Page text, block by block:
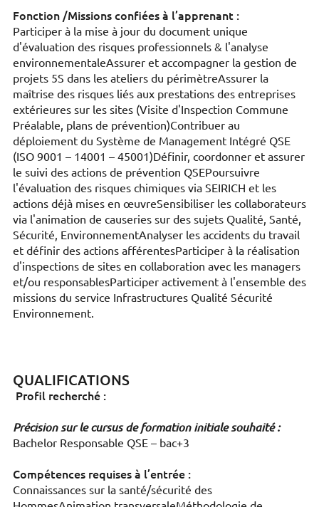
Fonction /Missions confiées à l’apprenant :
Participer à la mise à jour du document unique
d'évaluation des risques professionnels & l'analyse
environnementaleAssurer et accompagner la gestion de
projets 5S dans les ateliers du périmètreAssurer la
maîtrise des risques liés aux prestations des entreprises
extérieures sur les sites (Visite d'Inspection Commune
Préalable, plans de prévention)Contribuer au
déploiement du Système de Management Intégré QSE
(ISO 9001 – 14001 – 45001)Définir, coordonner et assurer
le suivi des actions de prévention QSEPoursuivre
l'évaluation des risques chimiques via SEIRICH et les
actions déjà mises en œuvreSensibiliser les collaborateurs
via l'animation de causeries sur des sujets Qualité, Santé,
Sécurité, EnvironnementAnalyser les accidents du travail
et définir des actions afférentesParticiper à la réalisation
d'inspections de sites en collaboration avec les managers
et/ou responsablesParticiper activement à l'ensemble des
missions du service Infrastructures Qualité Sécurité
Environnement.
QUALIFICATIONS
Profil recherché :
Précision sur le cursus de formation initiale souhaité :
Bachelor Responsable QSE – bac+3
Compétences requises à l’entrée :
Connaissances sur la santé/sécurité des